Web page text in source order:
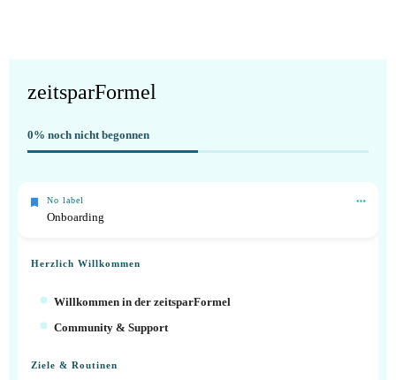
zeitsparFormel
0% noch nicht begonnen
No label
Onboarding
Herzlich Willkommen
Willkommen in der zeitsparFormel
Community & Support
Ziele & Routinen